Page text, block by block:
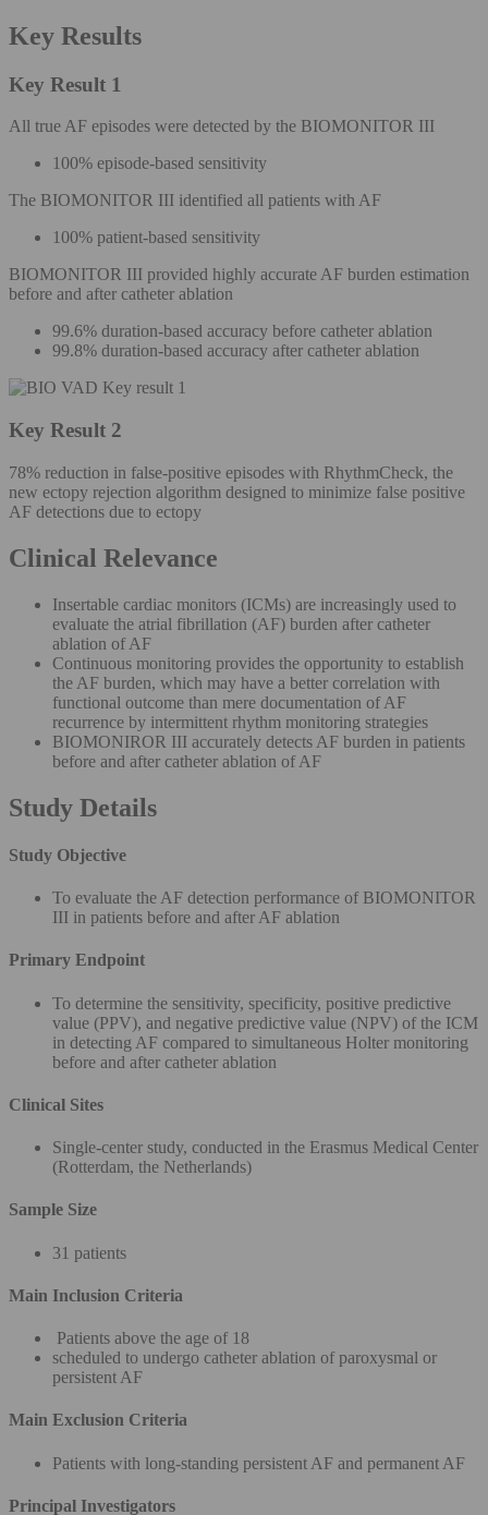
Key Results
Key Result 1
All true AF episodes were detected by the BIOMONITOR III
100% episode-based sensitivity
The BIOMONITOR III identified all patients with AF
100% patient-based sensitivity
BIOMONITOR III provided highly accurate AF burden estimation
before and after catheter ablation
99.6% duration-based accuracy before catheter ablation
99.8% duration-based accuracy after catheter ablation
Key Result 2
78% reduction in false-positive episodes with RhythmCheck, the
new ectopy rejection algorithm designed to minimize false positive
AF detections due to ectopy
Clinical Relevance
Insertable cardiac monitors (ICMs) are increasingly used to
evaluate the atrial fibrillation (AF) burden after catheter
ablation of AF
Continuous monitoring provides the opportunity to establish
the AF burden, which may have a better correlation with
functional outcome than mere documentation of AF
recurrence by intermittent rhythm monitoring strategies
BIOMONIROR III accurately detects AF burden in patients
before and after catheter ablation of AF
Study Details
Study Objective
To evaluate the AF detection performance of BIOMONITOR
III in patients before and after AF ablation
Primary Endpoint
To determine the sensitivity, specificity, positive predictive
value (PPV), and negative predictive value (NPV) of the ICM
in detecting AF compared to simultaneous Holter monitoring
before and after catheter ablation
Clinical Sites
Single-center study, conducted in the Erasmus Medical Center
(Rotterdam, the Netherlands)
Sample Size
31 patients
Main Inclusion Criteria
Patients above the age of 18
scheduled to undergo catheter ablation of paroxysmal or
persistent AF
Main Exclusion Criteria
Patients with long-standing persistent AF and permanent AF
Principal Investigators